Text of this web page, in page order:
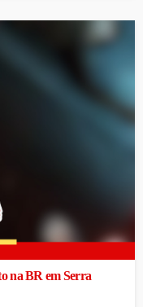
na BR em Serra